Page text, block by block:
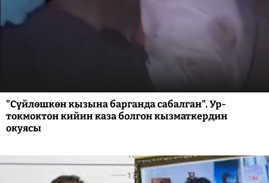
"Сүйлөшкөн кызына барганда сабалган". Ур-
токмоктон кийин каза болгон кызматкердин
окуясы